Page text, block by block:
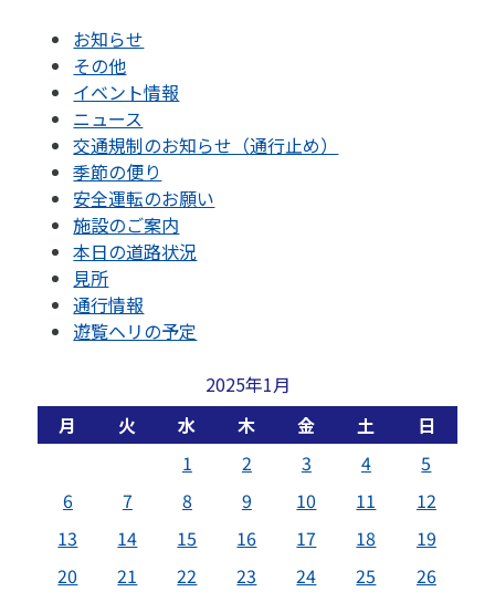
お知らせ
その他
イベント情報
ニュース
交通規制のお知らせ（通行止め）
季節の便り
安全運転のお願い
施設のご案内
本日の道路状況
見所
通行情報
遊覧ヘリの予定
2025年1月
月
火 水 木 金 土
日
1
2 3 4
5
6
7 8 9 10 11
12
13
14 15 16 17 18
19
20
21 22 23 24 25
26